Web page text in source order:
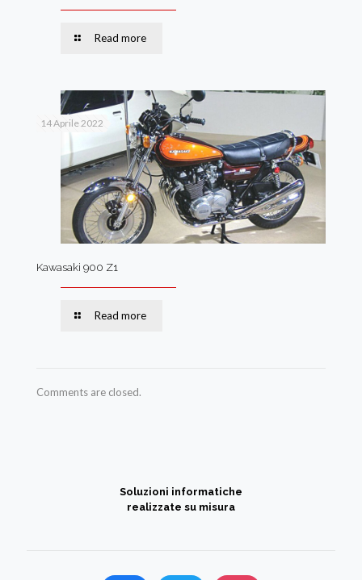
Read more
14 Aprile 2022
Kawasaki 900 Z1
Read more
Comments are closed.
Soluzioni informatiche
realizzate su misura